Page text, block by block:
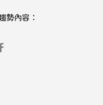
勢內容：